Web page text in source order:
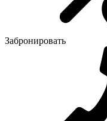
Забронировать